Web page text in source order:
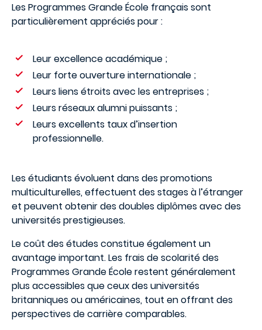
Les Programmes Grande École français sont
particulièrement appréciés pour :
Leur excellence académique ;
Leur forte ouverture internationale ;
Leurs liens étroits avec les entreprises ;
Leurs réseaux alumni puissants ;
Leurs excellents taux d’insertion
professionnelle.
Les étudiants évoluent dans des promotions
multiculturelles, effectuent des stages à l’étranger
et peuvent obtenir des doubles diplômes avec des
universités prestigieuses.
Le coût des études constitue également un
avantage important. Les frais de scolarité des
Programmes Grande École restent généralement
plus accessibles que ceux des universités
britanniques ou américaines, tout en offrant des
perspectives de carrière comparables.